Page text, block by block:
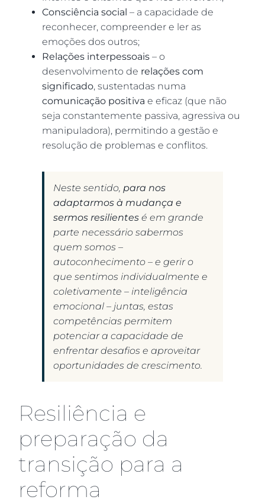
Consciência social – a capacidade de
reconhecer, compreender e ler as
emoções dos outros;
Relações interpessoais – o
desenvolvimento de relações com
significado, sustentadas numa
comunicação positiva e eficaz (que não
seja constantemente passiva, agressiva ou
manipuladora), permitindo a gestão e
resolução de problemas e conflitos.
Neste sentido, para nos
adaptarmos à mudança e
sermos resilientes é em grande
parte necessário sabermos
quem somos –
autoconhecimento – e gerir o
que sentimos individualmente e
coletivamente – inteligência
emocional – juntas, estas
competências permitem
potenciar a capacidade de
enfrentar desafios e aproveitar
oportunidades de crescimento.
Resiliência e
preparação da
transição para a
reforma